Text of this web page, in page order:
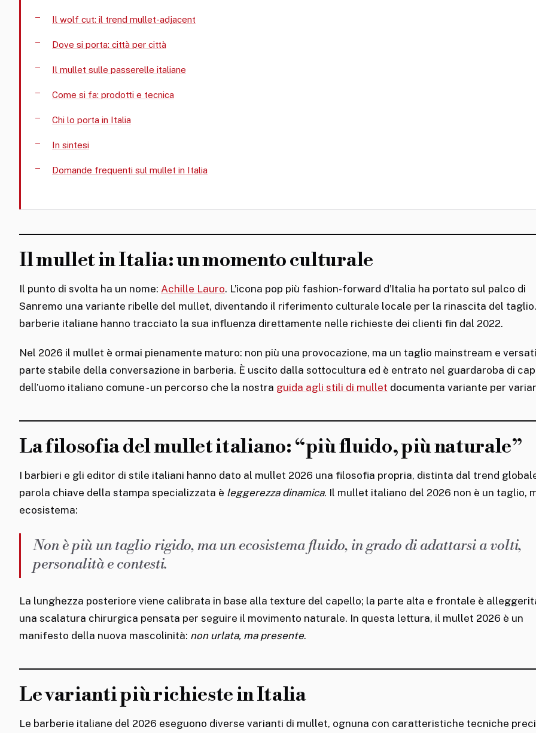
Il wolf cut: il trend mullet-adjacent
Dove si porta: città per città
Il mullet sulle passerelle italiane
Come si fa: prodotti e tecnica
Chi lo porta in Italia
In sintesi
Domande frequenti sul mullet in Italia
Il mullet in Italia: un momento culturale
Il punto di svolta ha un nome: Achille Lauro. L’icona pop più fashion-forward d’Italia ha portato sul palco di
Sanremo una variante ribelle del mullet, diventando il riferimento culturale locale per la rinascita del
barberie italiane hanno tracciato la sua influenza direttamente nelle richieste dei clienti fin dal 2022.
Nel 2026 il mullet è ormai pienamente maturo: non più una provocazione, ma un taglio mainstream e
parte stabile della conversazione in barberia. È uscito dalla sottocultura ed è entrato nel guardaroba di
dell’uomo italiano comune - un percorso che la nostra guida agli stili di mullet documenta variante per
La filosofia del mullet italiano: “più fluido, più naturale”
I barbieri e gli editor di stile italiani hanno dato al mullet 2026 una filosofia propria, distinta dal trend
parola chiave della stampa specializzata è leggerezza dinamica. Il mullet italiano del 2026 non è un taglio,
ecosistema:
Non è più un taglio rigido, ma un ecosistema fluido, in grado di adattarsi a volti,
personalità e contesti.
La lunghezza posteriore viene calibrata in base alla texture del capello; la parte alta e frontale è
una scalatura chirurgica pensata per seguire il movimento naturale. In questa lettura, il mullet 2026 è un
manifesto della nuova mascolinità: non urlata, ma presente.
Le varianti più richieste in Italia
Le barberie italiane del 2026 eseguono diverse varianti di mullet, ognuna con caratteristiche tecniche